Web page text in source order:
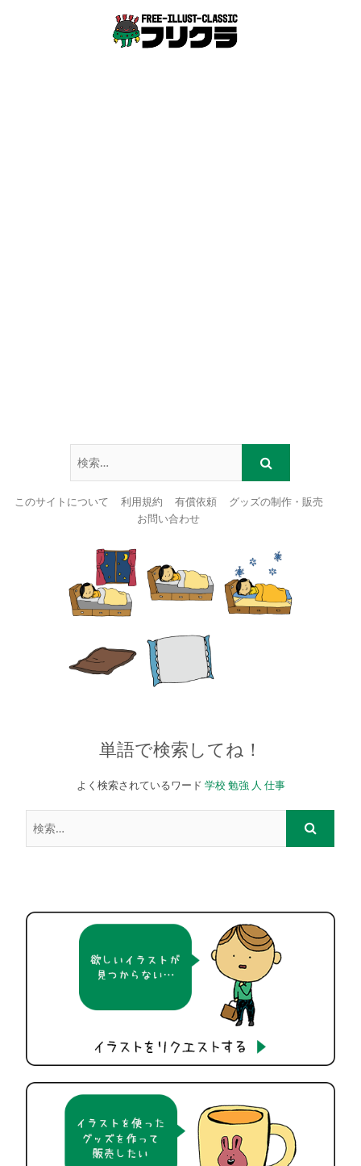
このサイトについて 利用規約 有償依頼
グッズの制作・販売
お問い合わせ
content
単語で検索してね！
よく検索されているワード 学校 勉強 人 仕事